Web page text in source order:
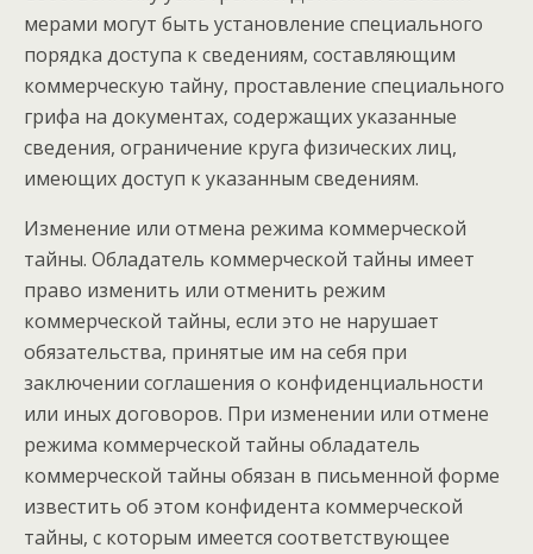
мерами могут быть установление специального
порядка доступа к сведениям, составляющим
коммерческую тайну, проставление специального
грифа на документах, содержащих указанные
сведения, ограничение круга физических лиц,
имеющих доступ к указанным сведениям.
Изменение или отмена режима коммерческой
тайны. Обладатель коммерческой тайны имеет
право изменить или отменить режим
коммерческой тайны, если это не нарушает
обязательства, принятые им на себя при
заключении соглашения о конфиденциальности
или иных договоров. При изменении или отмене
режима коммерческой тайны обладатель
коммерческой тайны обязан в письменной форме
известить об этом конфидента коммерческой
тайны, с которым имеется соответствующее